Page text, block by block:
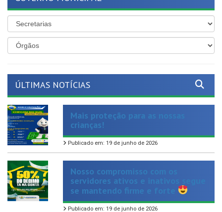
Mais proteção para as nossas
crianças!
Publicado em: 19 de junho de 2026
Nosso compromisso com os
servidores ativos e inativos segue
se mantendo firme e forte
Publicado em: 19 de junho de 2026